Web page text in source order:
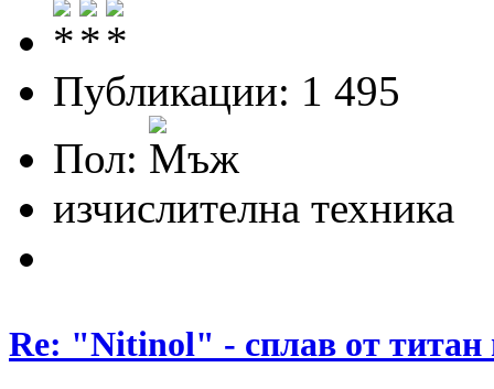
Публикации: 1 495
Пол:
изчислителна техника
Re: "Nitinol" - сплав от титан